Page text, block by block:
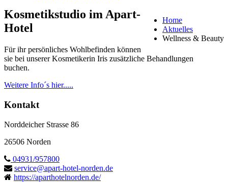
Home
Aktuelles
Wellness & Beauty
Kosmetikstudio im Apart-
Hotel
Für ihr persönliches Wohlbefinden können
sie bei unserer Kosmetikerin Iris zusätzliche Behandlungen
buchen.
Weitere Info´s hier.....
Kontakt
Norddeicher Strasse 86
26506 Norden
04931/957800
service@apart-hotel-norden.de
https://aparthotelnorden.de/